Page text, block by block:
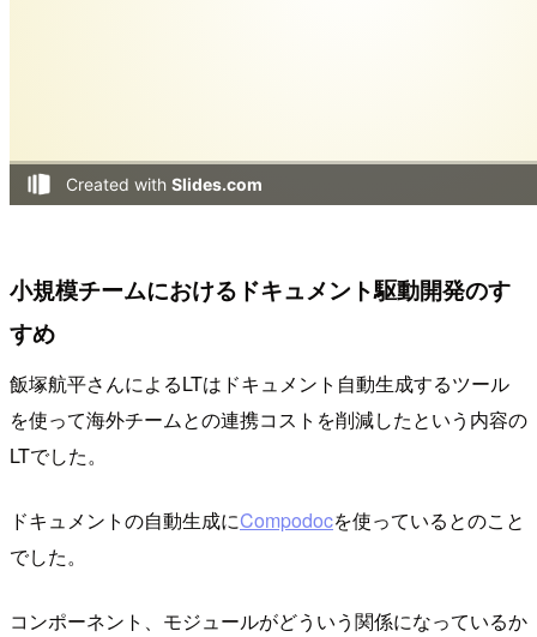
小規模チームにおけるドキュメント駆動開発のす
すめ
飯塚航平さんによるLTはドキュメント自動生成するツール
を使って海外チームとの連携コストを削減したという内容の
LTでした。
ドキュメントの自動生成にCompodocを使っているとのこと
でした。
コンポーネント、モジュールがどういう関係になっているか